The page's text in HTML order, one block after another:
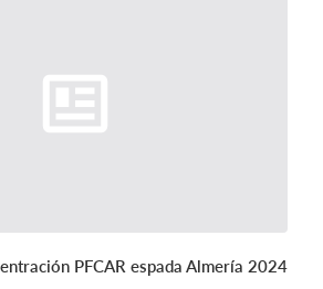
PFCAR espada Almería 2024